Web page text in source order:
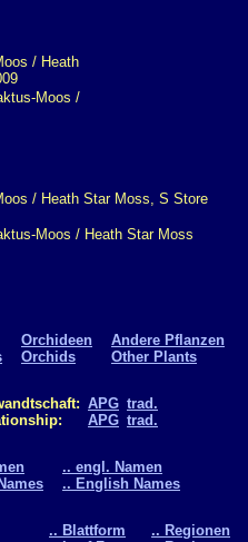
Moos /
Moos / Heath Star Moss
Orchideen
Orchids
Andere Pflanzen
Other Plants
APG
APG
trad.
trad.
.. engl. Namen
.. English Names
.. Blattform
.. Regionen